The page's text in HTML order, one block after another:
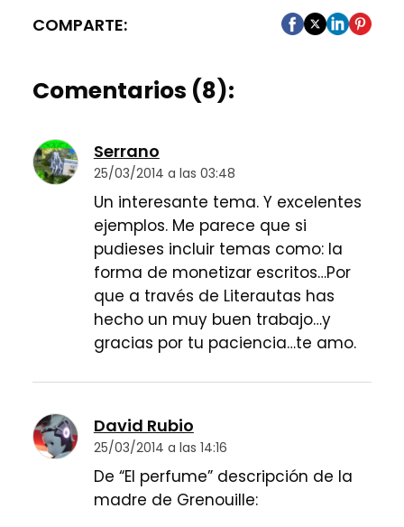
COMPARTE:
Comentarios (8):
Serrano
25/03/2014 a las 03:48
Un interesante tema. Y excelentes
ejemplos. Me parece que si
pudieses incluir temas como: la
forma de monetizar escritos…Por
que a través de Literautas has
hecho un muy buen trabajo…y
gracias por tu paciencia…te amo.
David Rubio
25/03/2014 a las 14:16
De “El perfume” descripción de la
madre de Grenouille: